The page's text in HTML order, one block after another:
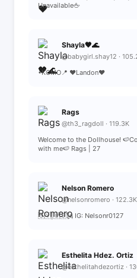
Unavailable🖕
Shayla🖤🌊
@babygirl.shay12 ·
•KCMO📍 ❤️Landon❤️
Rags
@th3_ragdoll · 119.3K
Welcome to the Dollhouse!
with me🍉 Rags | 27
Nelson Romero
@nelsonromero · 122.3K
🇸🇻|🇺🇸🗽 IG: Nelsonr0127
Esthelita Hdez. Ortiz
@esthelitahdezortiz ·